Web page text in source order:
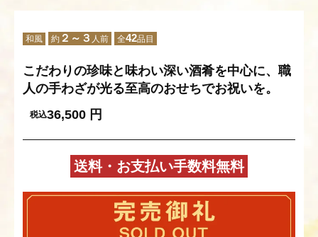
和風 約 ２～３ 人前 全42品目
こだわりの珍味と味わい深い酒肴を中心に、職
人の手わざが光る至高のおせちでお祝いを。
税込36,500 円
送料・お支払い手数料無料